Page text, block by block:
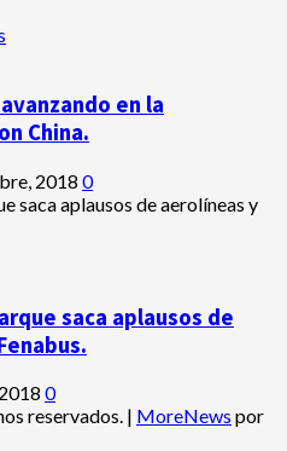
en la
China.
2018 0
saca aplausos de
0
reservados. | MoreNews por